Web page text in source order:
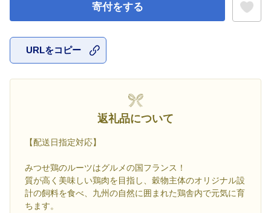
寄付をする
URLをコピー
返礼品について
【配送日指定対応】
みつせ鶏のルーツはグルメの国フランス！
質が高く美味しい鶏肉を目指し、穀物主体のオリジナル設
計の飼料を食べ、九州の自然に囲まれた鶏舎内で元気に育
ちます。